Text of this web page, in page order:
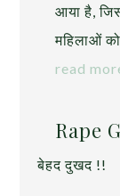
आया है,
महिलाओं
read
Rape
बेहद दुखद !!